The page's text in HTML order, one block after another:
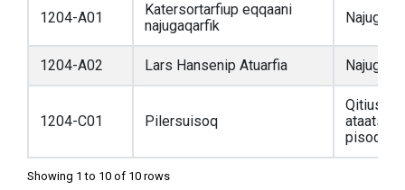
1204-A01
Katersortarfiup eqqaani
najugaqarfik
1204-A02 Lars Hansenip Atuarfia
1204-C01 Pilersuisoq
Showing 1 to 10 of 10 rows